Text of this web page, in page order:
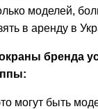
моделей,
в аренду в
бренда
могут быть